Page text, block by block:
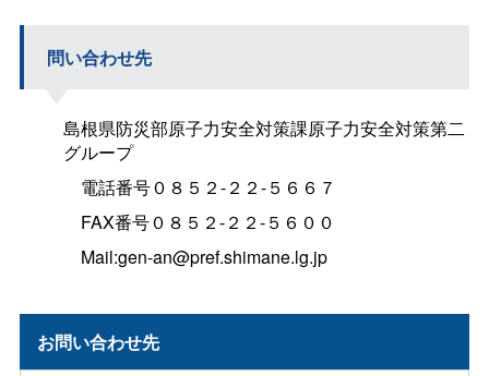
問い合わせ先
島根県防災部原子力安全対策課原子力安全対策第二
グループ
電話番号０８５２-２２-５６６７
FAX番号０８５２-２２-５６００
Mail:gen-an@pref.shimane.lg.jp
お問い合わせ先